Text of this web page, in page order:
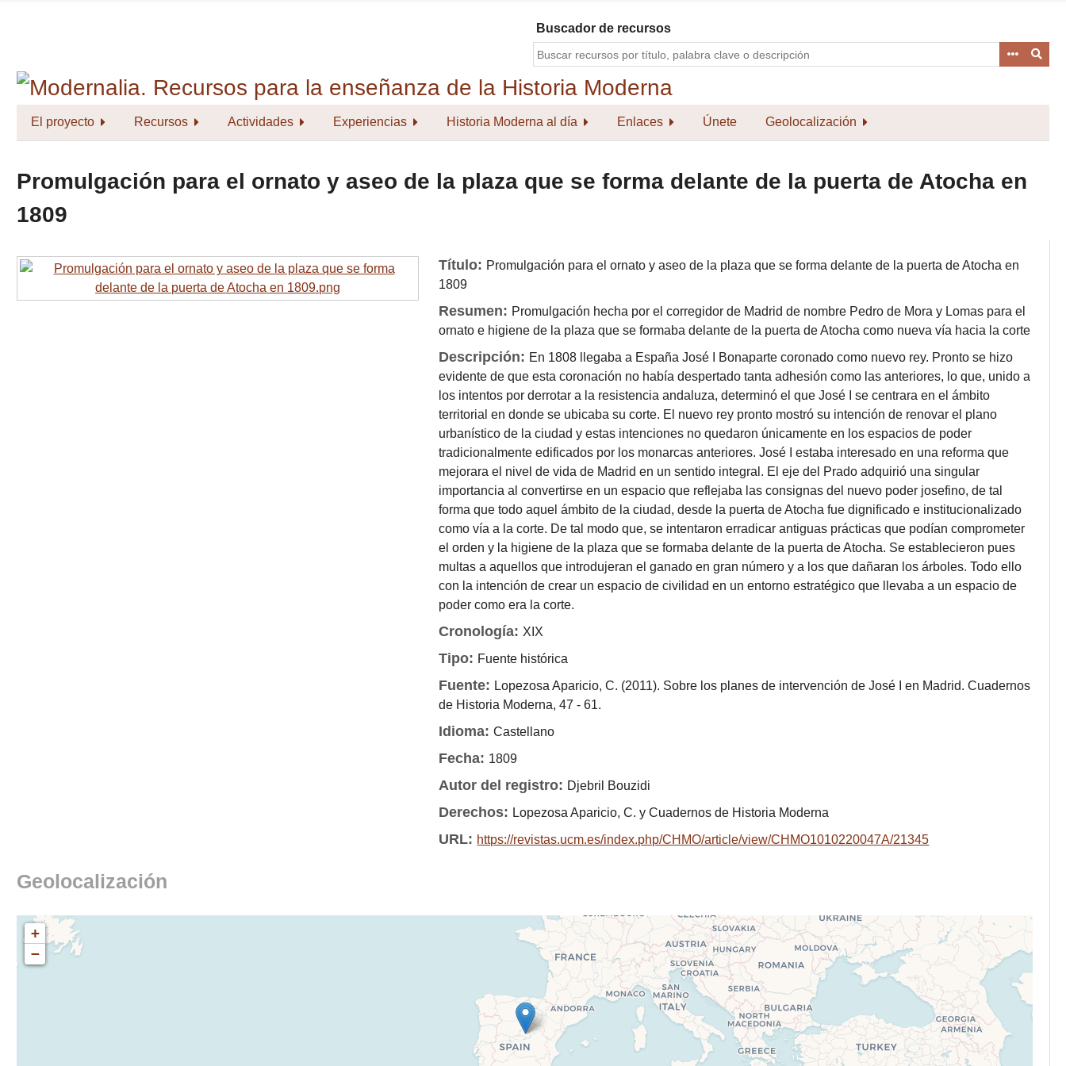
Buscador de recursos
El proyecto Recursos Actividades Experiencias Historia Moderna al día Enlaces Únete Geolocalización
Promulgación para el ornato y aseo de la plaza que se forma delante de la puerta de Atocha en
1809
Título: Promulgación para el ornato y aseo de la plaza que se forma delante de la puerta de Atocha en
1809
Resumen: Promulgación hecha por el corregidor de Madrid de nombre Pedro de Mora y Lomas para el
ornato e higiene de la plaza que se formaba delante de la puerta de Atocha como nueva vía hacia la corte
Descripción: En 1808 llegaba a España José I Bonaparte coronado como nuevo rey. Pronto se hizo
evidente de que esta coronación no había despertado tanta adhesión como las anteriores, lo que, unido a
los intentos por derrotar a la resistencia andaluza, determinó el que José I se centrara en el ámbito
territorial en donde se ubicaba su corte. El nuevo rey pronto mostró su intención de renovar el plano
urbanístico de la ciudad y estas intenciones no quedaron únicamente en los espacios de poder
tradicionalmente edificados por los monarcas anteriores. José I estaba interesado en una reforma que
mejorara el nivel de vida de Madrid en un sentido integral. El eje del Prado adquirió una singular
importancia al convertirse en un espacio que reflejaba las consignas del nuevo poder josefino, de tal
forma que todo aquel ámbito de la ciudad, desde la puerta de Atocha fue dignificado e institucionalizado
como vía a la corte. De tal modo que, se intentaron erradicar antiguas prácticas que podían comprometer
el orden y la higiene de la plaza que se formaba delante de la puerta de Atocha. Se establecieron pues
multas a aquellos que introdujeran el ganado en gran número y a los que dañaran los árboles. Todo ello
con la intención de crear un espacio de civilidad en un entorno estratégico que llevaba a un espacio de
poder como era la corte.
Cronología: XIX
Tipo: Fuente histórica
Fuente: Lopezosa Aparicio, C. (2011). Sobre los planes de intervención de José I en Madrid. Cuadernos
de Historia Moderna, 47 - 61.
Idioma:Castellano
Fecha: 1809
Autor del registro: Djebril Bouzidi
Derechos: Lopezosa Aparicio, C. y Cuadernos de Historia Moderna
URL: https://revistas.ucm.es/index.php/CHMO/article/view/CHMO1010220047A/21345
Geolocalización
+
−